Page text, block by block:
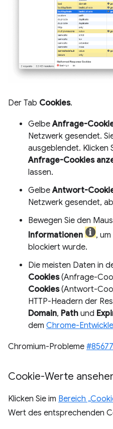
Der Tab Cookies.
GelbeAnfrage-
Netzwerk gesendet.
ausgeblendet. Klicken
Anfrage-Cookies
lassen.
GelbeAntwort-
Netzwerk gesendet,
Bewegen Sie den
Informationen
,
blockiert wurde.
Die meisten Daten in
Cookies(Anfrage-
Cookies(Antwort-
HTTP-Headern der
Domain, Path und
dem Chrome-
Chromium-Probleme
Cookie-Werte
Klicken Sie im Bereich
Wert des entsprechenden